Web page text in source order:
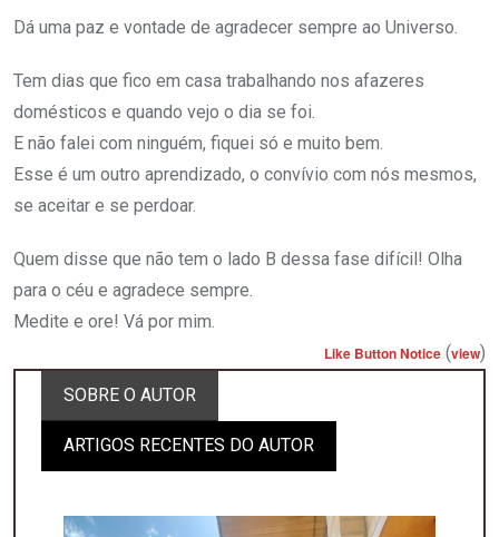
Dá uma paz e vontade de agradecer sempre ao Universo.
Tem dias que fico em casa trabalhando nos afazeres
domésticos e quando vejo o dia se foi.
E não falei com ninguém, fiquei só e muito bem.
Esse é um outro aprendizado, o convívio com nós mesmos,
se aceitar e se perdoar.
Quem disse que não tem o lado B dessa fase difícil! Olha
para o céu e agradece sempre.
Medite e ore! Vá por mim.
Like Button Notice (view)
SOBRE O AUTOR
ARTIGOS RECENTES DO AUTOR